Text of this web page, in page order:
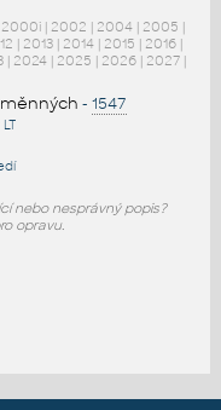
2000i | 2002 | 2004 | 2005 |
| 2013 | 2014 | 2015 | 2016 |
| 2024 | 2025 | 2026 | 2027 |
- 1547
nebo nesprávný popis?
opravu.